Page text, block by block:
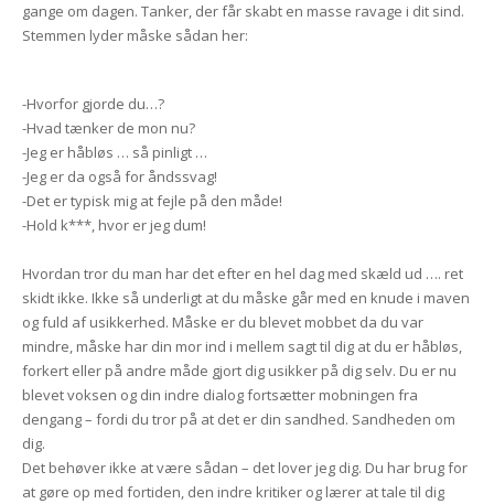
gange om dagen. Tanker, der får skabt en masse ravage i dit sind.
Stemmen lyder måske sådan her:
-Hvorfor gjorde du…?
-Hvad tænker de mon nu?
-Jeg er håbløs … så pinligt …
-Jeg er da også for åndssvag!
-Det er typisk mig at fejle på den måde!
-Hold k***, hvor er jeg dum!
Hvordan tror du man har det efter en hel dag med skæld ud …. ret
skidt ikke. Ikke så underligt at du måske går med en knude i maven
og fuld af usikkerhed. Måske er du blevet mobbet da du var
mindre, måske har din mor ind i mellem sagt til dig at du er håbløs,
forkert eller på andre måde gjort dig usikker på dig selv. Du er nu
blevet voksen og din indre dialog fortsætter mobningen fra
dengang – fordi du tror på at det er din sandhed. Sandheden om
dig.
Det behøver ikke at være sådan – det lover jeg dig. Du har brug for
at gøre op med fortiden, den indre kritiker og lærer at tale til dig